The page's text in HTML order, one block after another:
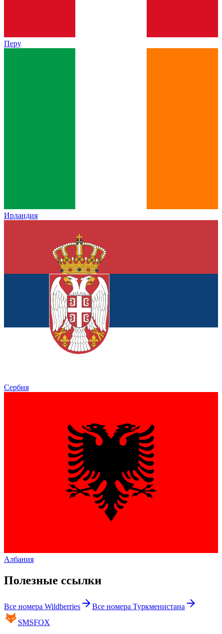
Перу
Ирландия
Сербия
Албания
Полезные ссылки
Все номера Wildberries Все номера Туркменистана
SMSFOX